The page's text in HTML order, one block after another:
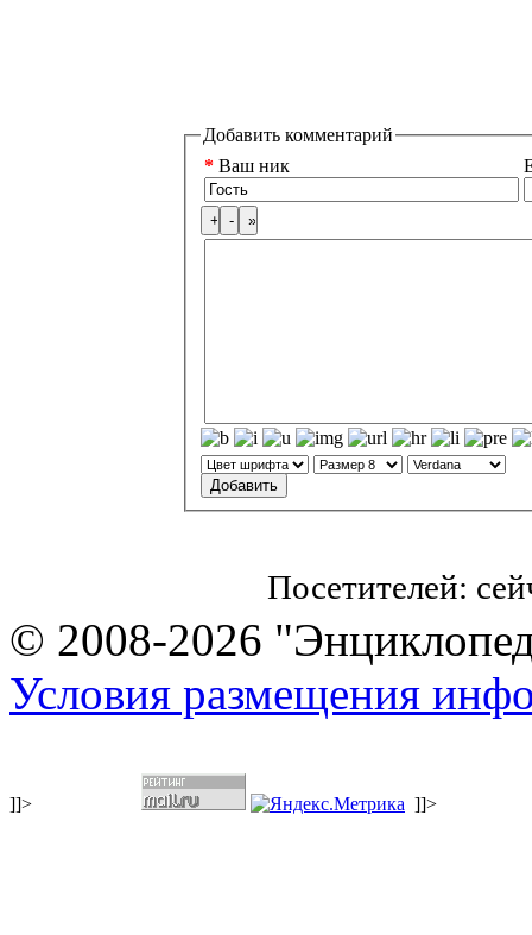
Добавить комментарий
* Ваш ник
Посетителей:
© 2008-2026
Условия размещения
]]> ]]>